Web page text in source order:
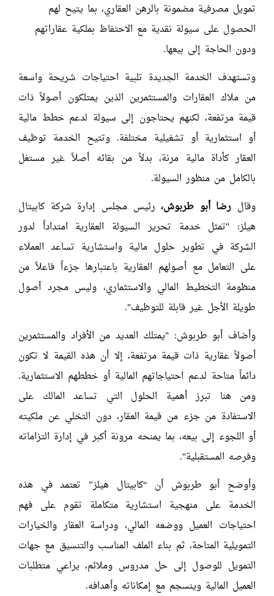
تمويل مصرفية مضمونة بالرهن العقاري، بما يتيح لهم
الحصول على سيولة نقدية مع الاحتفاظ بملكية عقاراتهم
ودون الحاجة إلى بيعها.
وتستهدف الخدمة الجديدة تلبية احتياجات شريحة واسعة
من ملاك العقارات والمستثمرين الذين يمتلكون أصولاً ذات
قيمة مرتفعة، لكنهم يحتاجون إلى سيولة لدعم خطط مالية
أو استثمارية أو تشغيلية مختلفة. وتتيح الخدمة توظيف
العقار كأداة مالية مرنة، بدلاً من بقائه أصلاً غير مستغل
بالكامل من منظور السيولة.
وقال رضا أبو طربوش، رئيس مجلس إدارة شركة كابيتال
هيلز: "تمثل خدمة تحرير السيولة العقارية امتداداً لدور
الشركة في تطوير حلول مالية واستشارية تساعد العملاء
على التعامل مع أصولهم العقارية باعتبارها جزءاً فاعلاً من
منظومة التخطيط المالي والاستثماري، وليس مجرد أصول
طويلة الأجل غير قابلة للتوظيف".
وأضاف أبو طربوش: "يمتلك العديد من الأفراد والمستثمرين
أصولاً عقارية ذات قيمة مرتفعة، إلا أن هذه القيمة لا تكون
دائماً متاحة لدعم احتياجاتهم المالية أو خططهم الاستثمارية.
ومن هنا تبرز أهمية الحلول التي تساعد المالك على
الاستفادة من جزء من قيمة العقار، دون التخلي عن ملكيته
أو اللجوء إلى بيعه، بما يمنحه مرونة أكبر في إدارة التزاماته
وفرصه المستقبلية".
وأوضح أبو طربوش أن “كابيتال هيلز” تعتمد في هذه
الخدمة على منهجية استشارية متكاملة تقوم على فهم
احتياجات العميل ووضعه المالي، ودراسة العقار والخيارات
التمويلية المتاحة، ثم بناء الملف المناسب والتنسيق مع جهات
التمويل للوصول إلى حل مدروس وملائم، يراعي متطلبات
العميل المالية وينسجم مع إمكاناته وأهدافه.